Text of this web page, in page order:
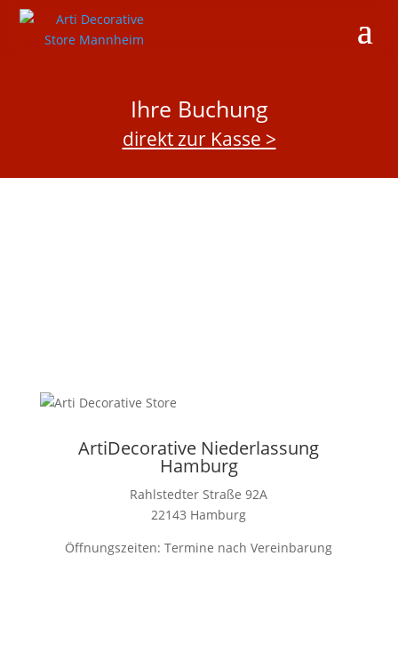
Ihre Buchung
direkt zur Kasse >
ArtiDecorative Niederlassung
Hamburg
Rahlstedter Straße 92A
22143 Hamburg
Öffnungszeiten: Termine nach Vereinbarung